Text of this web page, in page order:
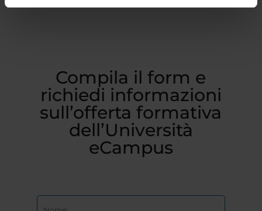
Compila il form e
richiedi informazioni
sull’offerta formativa
dell’Università
eCampus